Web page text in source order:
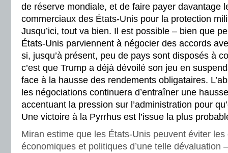
de réserve mondiale, et de faire payer davantage
commerciaux des États-Unis pour la protection
Jusqu’ici, tout va bien. Il est possible – bien que
États-Unis parviennent à négocier des accords
si, jusqu’à présent, peu de pays sont disposés à
c’est que Trump a déjà dévoilé son jeu en
face à la hausse des rendements obligataires.
les négociations continuera d’entraîner une
accentuant la pression sur l’administration pour
Une victoire à la Pyrrhus est l’issue la plus
Miran estime que les États-Unis peuvent éviter
économiques et politiques d’une telle dévaluation